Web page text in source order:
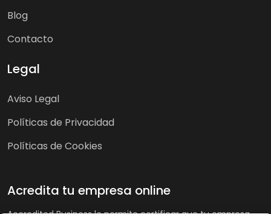
Blog
Contacto
Legal
Aviso Legal
Políticas de Privacidad
Políticas de Cookies
Acredita tu empresa online